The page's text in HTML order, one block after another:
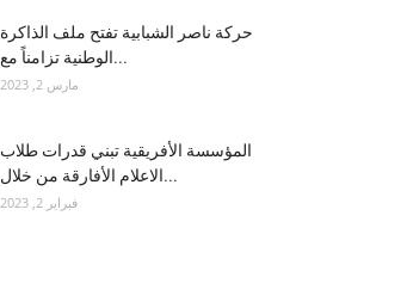
حركة ناصر الشبابية تفتح ملف الذاكرة
الوطنية تزامناً مع...
مارس 2, 2023
المؤسسة الأفريقية تبني قدرات طلاب
الاعلام الأفارقة من خلال...
فبراير 2, 2023